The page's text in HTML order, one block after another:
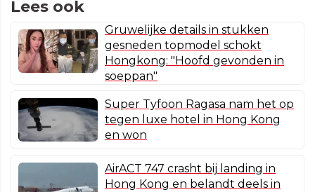
Lees ook
Gruwelijke details in stukken
gesneden topmodel schokt
Hongkong: "Hoofd gevonden in
soeppan"
Super Tyfoon Ragasa nam het op
tegen luxe hotel in Hong Kong
en won
AirACT 747 crasht bij landing in
Hong Kong en belandt deels in